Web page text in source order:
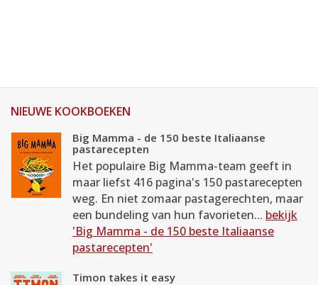
NIEUWE KOOKBOEKEN
Big Mamma - de 150 beste Italiaanse
pastarecepten
Het populaire Big Mamma-team geeft in
maar liefst 416 pagina's 150 pastarecepten
weg. En niet zomaar pastagerechten, maar
een bundeling van hun favorieten... bekijk
'Big Mamma - de 150 beste Italiaanse
pastarecepten'
Timon takes it easy